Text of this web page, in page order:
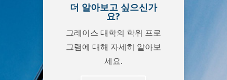
더 알아보고 싶으신가
요?
그레이스 대학의 학위 프로
그램에 대해 자세히 알아보
세요.